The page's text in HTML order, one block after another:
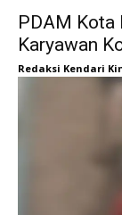
PDAM Kota
Karyawan
Redaksi Kendari